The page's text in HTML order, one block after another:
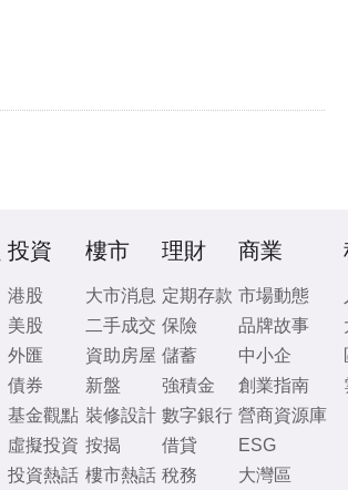
投資
港股
美股
外匯
債券
基金觀點
虛擬投資
投資熱話
樓市
大市消息
二手成交
資助房屋
新盤
裝修設計
按揭
樓市熱話
理財
定期存款
保險
儲蓄
強積金
數字銀行
借貸
稅務
商業
市場動態
品牌故事
中小企
創業指南
營商資源庫
ESG
大灣區